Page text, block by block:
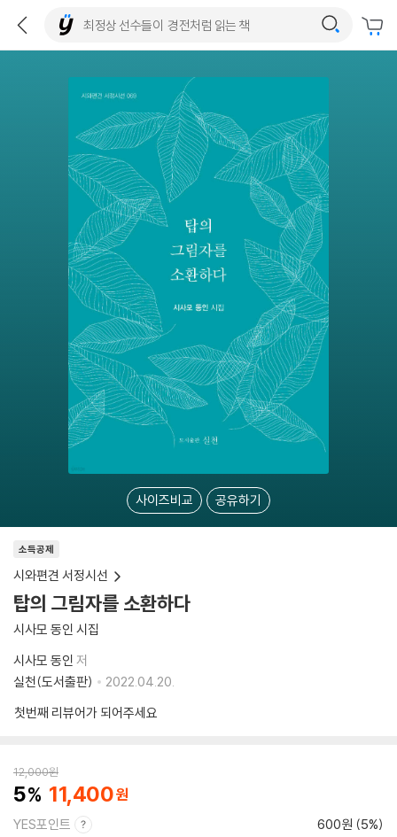
사이즈비교 공유하기
소득공제
시와편견 서정시선
탑의 그림자를 소환하다
시사모 동인 시집
시사모 동인 저
실천(도서출판)
2022.04.20.
첫번째 리뷰어가 되어주세요
12,000원
5 11,400
YES포인트 600원 (5%)